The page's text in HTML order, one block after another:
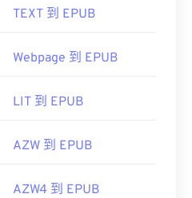
TEXT 到 EPUB
Webpage 到 EPUB
LIT 到 EPUB
AZW 到 EPUB
AZW4 到 EPUB